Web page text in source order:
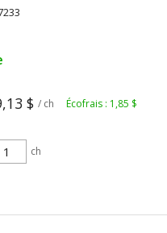
$ / ch Écofrais : 1,85 $
ch